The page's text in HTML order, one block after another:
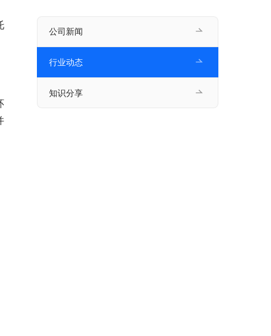
公司新闻
行业动态
知识分享